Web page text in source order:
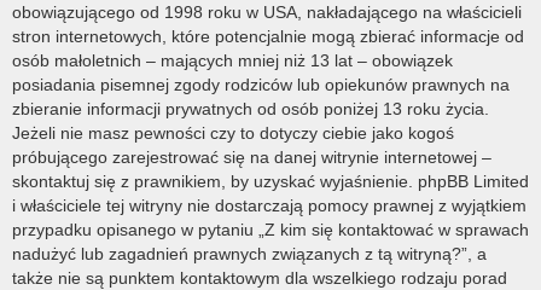
obowiązującego od 1998 roku w USA, nakładającego na właścicieli
stron internetowych, które potencjalnie mogą zbierać informacje od
osób małoletnich – mających mniej niż 13 lat – obowiązek
posiadania pisemnej zgody rodziców lub opiekunów prawnych na
zbieranie informacji prywatnych od osób poniżej 13 roku życia.
Jeżeli nie masz pewności czy to dotyczy ciebie jako kogoś
próbującego zarejestrować się na danej witrynie internetowej –
skontaktuj się z prawnikiem, by uzyskać wyjaśnienie. phpBB Limited
i właściciele tej witryny nie dostarczają pomocy prawnej z wyjątkiem
przypadku opisanego w pytaniu „Z kim się kontaktować w sprawach
nadużyć lub zagadnień prawnych związanych z tą witryną?”, a
także nie są punktem kontaktowym dla wszelkiego rodzaju porad